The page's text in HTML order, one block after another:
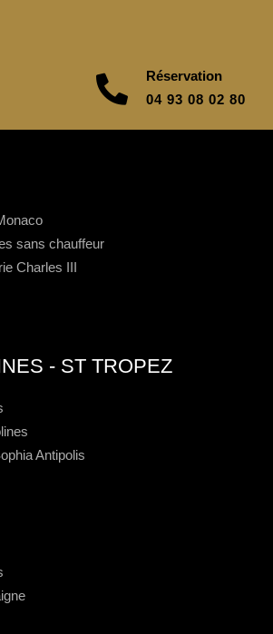
Réservation
04 93 08 02 80
sans chauffeur
Charles III
- ST TROPEZ
Antipolis